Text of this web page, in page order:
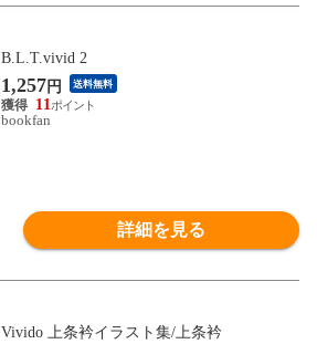
B.L.T.vivid 2
1,257 円 送料無料
11
bookfan
詳細を見る
Vivido 上条衿イラスト集/上条衿